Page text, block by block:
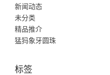
新闻动态
未分类
精品推介
猛犸象牙圆珠
标签